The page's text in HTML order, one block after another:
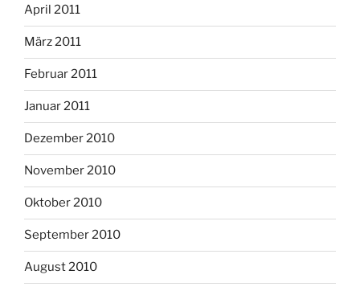
April 2011
März 2011
Februar 2011
Januar 2011
Dezember 2010
November 2010
Oktober 2010
September 2010
August 2010